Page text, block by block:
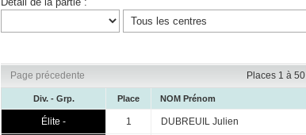
Page précedente Places 1 à 50
Div. - Grp. Place NOM Prénom
Élite - 1 DUBREUIL Julien